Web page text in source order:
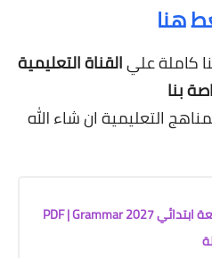
هنا
كاملة عليالقناة التعليمية
بنا
التعليميةان شاء الله
مذكرة قواعد إنجليزي رابعة ابتدائي 2027 PDF | Grammar